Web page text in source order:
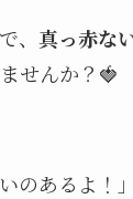
、 真っ赤な
せんか？🍓
のあるよ！」